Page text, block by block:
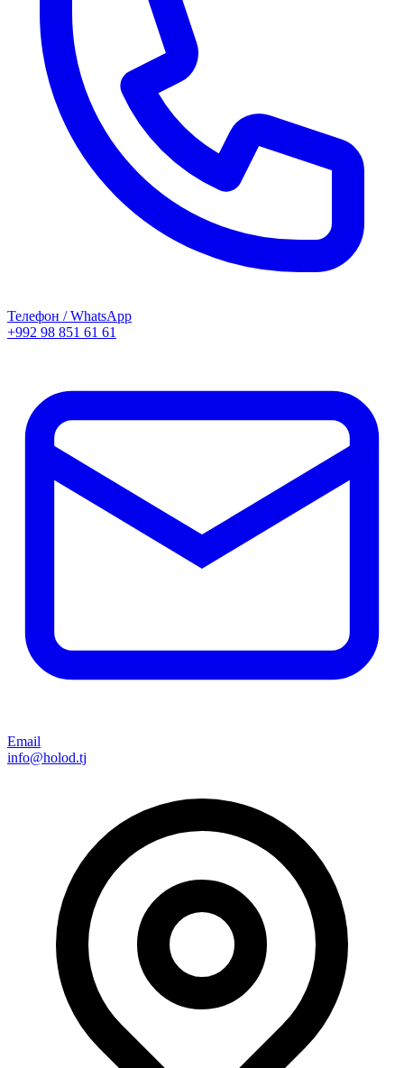
Телефон / WhatsApp
+992 98 851 61 61
Email
info@holod.tj